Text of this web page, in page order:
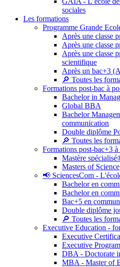
sociales
Les formations
Programme Grande
Après une classe
Après une classe
Après une classe
scientifique
Après un bac+3
🔎 Toutes les
Formations post-bac à
Bachelor in
Global BBA
Bachelor
communication
Double diplôme
🔎 Toutes les
Formations post-bac+3
Mastère
Masters of Science
📢 SciencesCom -
Bachelor en
Bachelor en
Bac+5 en
Double diplôme
🔎 Toutes les
Executive Education -
Executive
Executive
DBA - Doctorate
MBA - Master of